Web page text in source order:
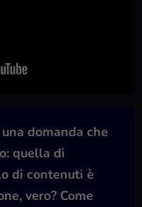
domanda che
quella di
di contenuti è
vero? Come